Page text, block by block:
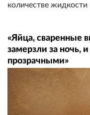
количестве жидкости
«Яйца, сваренные
замерзли за ночь,
прозрачными»